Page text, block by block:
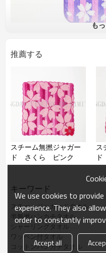
加工
材質
サイズ
コメント
備考
も
推薦する
スチーム無撚ジャガー
ド さくら ピンク
ス
キーワード
スチームジャガードタオル
半無撚ハンカチタオル
シャーリングタオル
ワッペン付タオル
コットンハンカチタオル
We use cookies to
experience. They also
order to constantly
Accept all